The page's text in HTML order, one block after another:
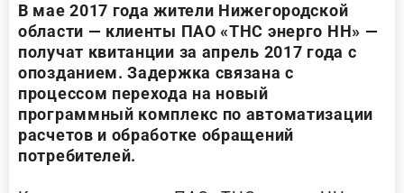
В мае 2017 года жители Нижегородской
области — клиенты ПАО «ТНС энерго НН» —
получат квитанции за апрель 2017 года с
опозданием. Задержка связана с
процессом перехода на новый
программный комплекс по автоматизации
расчетов и обработке обращений
потребителей.